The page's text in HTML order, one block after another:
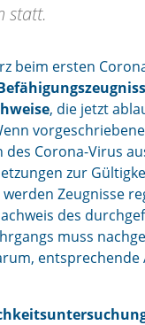
statt.
beim ersten
, die jetzt
des Corona-Virus
zur
Zeugnisse
des
muss
entsprechende